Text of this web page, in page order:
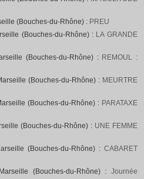
(Bouches-du-Rhône) : PREU
(Bouches-du-Rhône) : LA GRANDE
(Bouches-du-Rhône) : REMOUL :
(Bouches-du-Rhône) : MEURTRE
(Bouches-du-Rhône) : PARATAXE
(Bouches-du-Rhône) : UNE FEMME
(Bouches-du-Rhône) : CABARET
(Bouches-du-Rhône) : Journée